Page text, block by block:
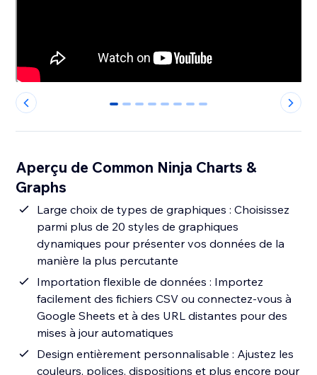
0 1 2 3 4 5 6 7
Aperçu de Common Ninja Charts &
Graphs
Large choix de types de graphiques : Choisissez
parmi plus de 20 styles de graphiques
dynamiques pour présenter vos données de la
manière la plus percutante
Importation flexible de données : Importez
facilement des fichiers CSV ou connectez-vous à
Google Sheets et à des URL distantes pour des
mises à jour automatiques
Design entièrement personnalisable : Ajustez les
couleurs, polices, dispositions et plus encore pour